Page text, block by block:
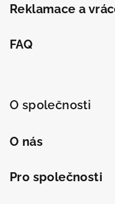
Reklamace a
FAQ
O společnosti
O nás
Pro společnosti